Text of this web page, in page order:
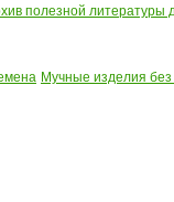
полезной литературы
Мучные изделия без